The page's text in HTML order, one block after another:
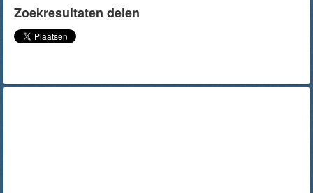
Zoekresultaten delen